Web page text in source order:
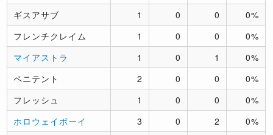
ギスアサブ 1 0 0
0%
フレンチクレイム
1 0 0
0%
マイアストラ
1 0 1
0%
ペニテント
2 0 0
0%
フレッシュ
1 0 0
0%
ホロウェイボーイ
3 0 2
0%